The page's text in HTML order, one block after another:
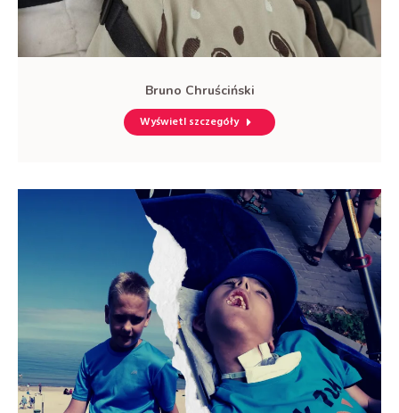
Bruno Chruściński
Wyświetl szczegóły